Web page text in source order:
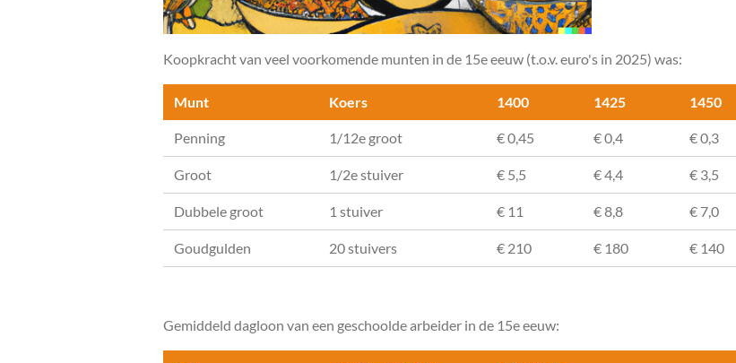
Koopkracht van veel voorkomende munten in de 15e eeuw (t.o.v. euro's in 2025) was:
Munt Koers 1400 1425 1450
Penning 1/12e groot € 0,45 € 0,4 € 0,3
Groot 1/2e stuiver € 5,5 € 4,4 € 3,5
Dubbele groot 1 stuiver € 11 € 8,8 € 7,0
Goudgulden 20 stuivers € 210 € 180 € 140
Gemiddeld dagloon van een geschoolde arbeider in de 15e eeuw: